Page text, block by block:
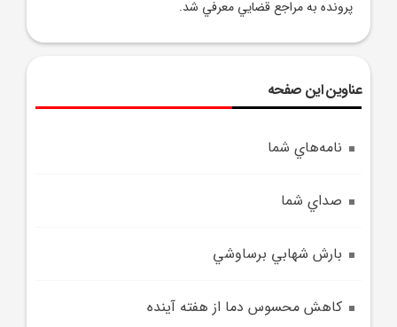
پرونده به مراجع قضايي معرفي شد.
عناوین این صفحه
نامه‌هاي شما
صداي شما
بارش شهابي برساوشي
کاهش محسوس دما از هفته آينده